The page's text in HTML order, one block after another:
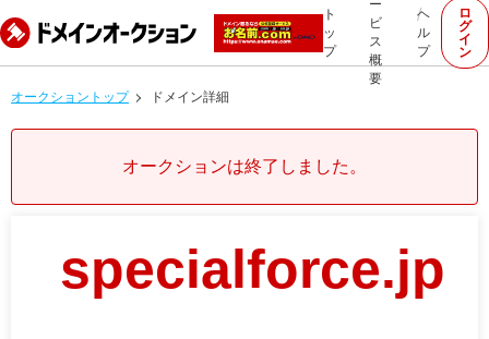
ト
ッ
プ
ー
ビ
ス
概
要
ヘ
ル
プ
ロ
グ
イ
ン
オークショントップ ドメイン詳細
オークションは終了しました。
specialforce.jp